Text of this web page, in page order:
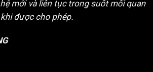
mới và liên tục trong suốt mối quan
được cho phép.